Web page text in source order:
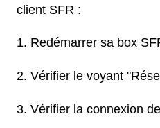
client SFR :
Redémarrer sa box
Vérifier le voyant
Vérifier la connexion